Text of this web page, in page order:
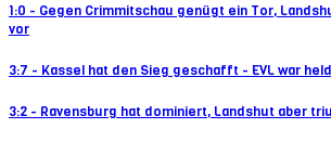
1:0 - Gegen Crimmitschau genügt ein Tor,
vor
3:7 - Kassel hat den Sieg geschafft - EVL war
3:2 - Ravensburg hat dominiert, Landshut aber